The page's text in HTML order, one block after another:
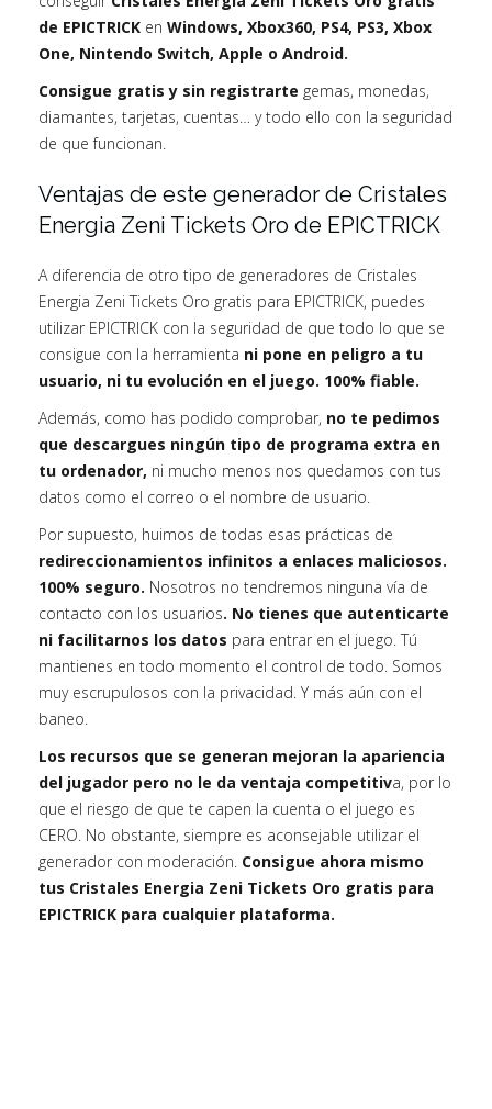
de EPICTRICK en Windows, Xbox360, PS4, PS3, Xbox
One, Nintendo Switch, Apple o Android.
Consigue gratis y sin registrarte gemas, monedas,
diamantes, tarjetas, cuentas… y todo ello con la seguridad
de que funcionan.
Ventajas de este generador de Cristales
Energia Zeni Tickets Oro de EPICTRICK
A diferencia de otro tipo de generadores de Cristales
Energia Zeni Tickets Oro gratis para EPICTRICK, puedes
utilizar EPICTRICK con la seguridad de que todo lo que se
consigue con la herramienta ni pone en peligro a tu
usuario, ni tu evolución en el juego. 100% fiable.
Además, como has podido comprobar, no te pedimos
que descargues ningún tipo de programa extra en
tu ordenador, ni mucho menos nos quedamos con tus
datos como el correo o el nombre de usuario.
Por supuesto, huimos de todas esas prácticas de
redireccionamientos infinitos a enlaces maliciosos.
100% seguro. Nosotros no tendremos ninguna vía de
contacto con los usuarios. No tienes que autenticarte
ni facilitarnos los datos para entrar en el juego. Tú
mantienes en todo momento el control de todo. Somos
muy escrupulosos con la privacidad. Y más aún con el
baneo.
Los recursos que se generan mejoran la apariencia
del jugador pero no le da ventaja competitiva, por lo
que el riesgo de que te capen la cuenta o el juego es
CERO. No obstante, siempre es aconsejable utilizar el
generador con moderación. Consigue ahora mismo
tus Cristales Energia Zeni Tickets Oro gratis para
EPICTRICK para cualquier plataforma.